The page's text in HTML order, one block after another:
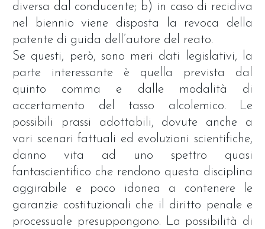
diversa dal conducente; b) in caso di recidiva
nel biennio viene disposta la revoca della
patente di guida dell’autore del reato.
Se questi, però, sono meri dati legislativi, la
parte interessante è quella prevista dal
quinto comma e dalle modalità di
accertamento del tasso alcolemico. Le
possibili prassi adottabili, dovute anche a
vari scenari fattuali ed evoluzioni scientifiche,
danno vita ad uno spettro quasi
fantascientifico che rendono questa disciplina
aggirabile e poco idonea a contenere le
garanzie costituzionali che il diritto penale e
processuale presuppongono. La possibilità di